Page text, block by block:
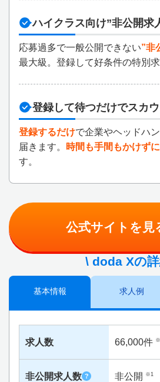
ハイクラス向け”非公開求
応募過多で一般公開できない”非
最大級。登録して好条件の特別
登録して待つだけでスカ
登録するだけで企業やヘッドハ
届きます。 時間も手間もかけずに
す。
公式サイトを見
\ doda Xの
基本情報 求人例
求人数 66,000件
非公開求人数 ? 非公開 ※1